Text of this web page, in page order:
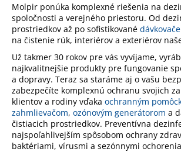
Molpir ponúka komplexné riešenia na
spoločnosti a verejného priestoru. Od
prostriedkov až po sofistikované dávkovače
na čistenie rúk, interiérov a exteriérov
Už takmer 30 rokov pre vás vyvíjame,
najkvalitnejšie produkty pre fungovanie
a dopravy. Teraz sa staráme aj o vašu
zabezpečíte komplexnú ochranu svojich
klientov a rodiny vďaka ochranným
zahmlievačom, ozónovým generátorom a
čistiacich prostriedkov. Preventívna
najspoľahlivejším spôsobom ochrany
baktériami, vírusmi a sezónnymi
O
d
p
o
r
ú
č
a
m
e